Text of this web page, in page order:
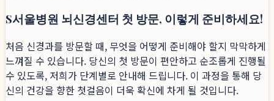
S서울병원 뇌신경센터 첫 방문, 이렇게 준비하세요!
처음 신경과를 방문할 때, 무엇을 어떻게 준비해야 할지 막막하게
느껴질 수 있습니다. 당신의 첫 방문이 편안하고 순조롭게 진행될
수 있도록, 저희가 단계별로 안내해 드립니다. 이 과정을 통해 당
신의 건강을 향한 첫걸음이 더욱 확신에 차게 될 것입니다.